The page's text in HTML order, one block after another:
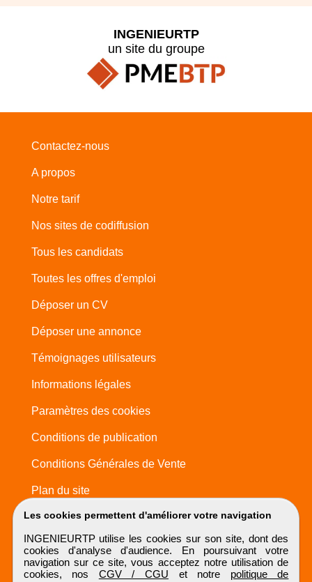
Les cookies permettent d'améliorer votre navigation
INGENIEURTP utilise les cookies sur son site, dont des
cookies d'analyse d'audience. En poursuivant votre
navigation sur ce site, vous acceptez notre utilisation de
cookies, nos CGV / CGU et notre politique de
INGENIEURTP
un site du groupe
Contactez-nous
A propos
Notre tarif
Nos sites de codiffusion
Tous les candidats
Toutes les offres d'emploi
Déposer un CV
Déposer une annonce
Témoignages utilisateurs
Informations légales
Paramètres des cookies
Conditions de publication
Conditions Générales de Vente
Plan du site